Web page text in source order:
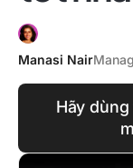
Manasi Nair
Hãy